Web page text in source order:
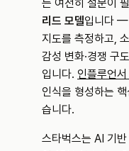
는 여전히 설문이
리드 모델입니다 —
지도를 측정하고,
감성 변화·경쟁 구
입니다. 인플루언서
인식을 형성하는
습니다.
스타벅스는 AI 기